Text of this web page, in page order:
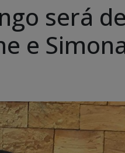
será
e